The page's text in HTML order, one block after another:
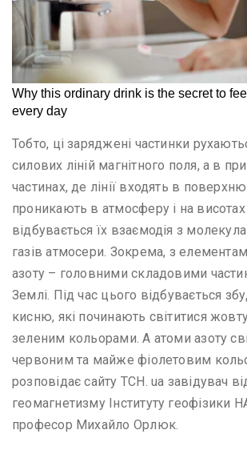
Тобто, ці заряджені частинки
силових ліній магнітного поля, а в
частинах, де лінії входять в
проникають в атмосферу і на
відбувається їх взаємодія з
газів атмосери. Зокрема, з
азоту – головними складовими
Землі. Під час цього відбувається
кисню, які починають світитися
зеленим кольорами. А атоми азоту
червоним та майже фіолетовим
розповідає сайту ТСН. ua завідувач
геомагнетизму Інституту геофізики
професор Михайло Орлюк.